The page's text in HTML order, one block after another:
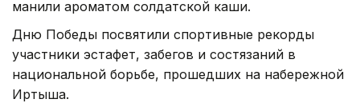
манили ароматом солдатской каши.
Дню Победы посвятили спортивные рекорды
участники эстафет, забегов и состязаний в
национальной борьбе, прошедших на набережной
Иртыша.